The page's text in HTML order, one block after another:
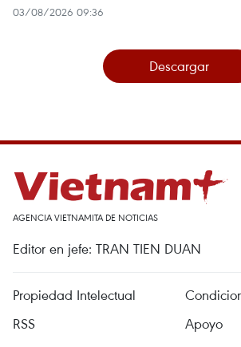
03/08/2026 09:36
Descargar
AGENCIA VIETNAMITA DE NOTICIAS
Editor en jefe: TRAN TIEN DUAN
Propiedad Intelectual
RSS
Apoyo